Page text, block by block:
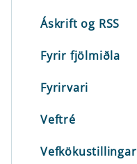
Áskrift og RSS
Fyrir fjölmiðla
Fyrirvari
Veftré
Vefkökustillingar